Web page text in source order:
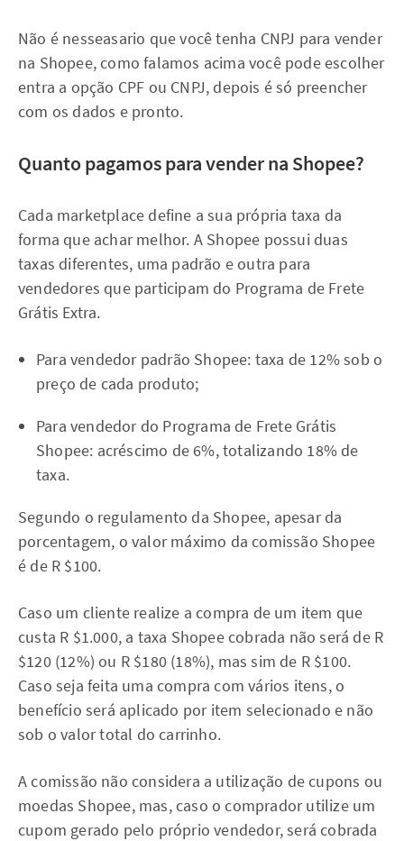
Não é nesseasario que você tenha CNPJ para vender
na Shopee, como falamos acima você pode escolher
entra a opção CPF ou CNPJ, depois é só preencher
com os dados e pronto.
Quanto pagamos para vender na Shopee?
Cada marketplace define a sua própria taxa da
forma que achar melhor. A Shopee possui duas
taxas diferentes, uma padrão e outra para
vendedores que participam do Programa de Frete
Grátis Extra.
Para vendedor padrão Shopee: taxa de 12% sob o
preço de cada produto;
Para vendedor do Programa de Frete Grátis
Shopee: acréscimo de 6%, totalizando 18% de
taxa.
Segundo o regulamento da Shopee, apesar da
porcentagem, o valor máximo da comissão Shopee
é de R $100.
Caso um cliente realize a compra de um item que
custa R $1.000, a taxa Shopee cobrada não será de R
$120 (12%) ou R $180 (18%), mas sim de R $100.
Caso seja feita uma compra com vários itens, o
benefício será aplicado por item selecionado e não
sob o valor total do carrinho.
A comissão não considera a utilização de cupons ou
moedas Shopee, mas, caso o comprador utilize um
cupom gerado pelo próprio vendedor, será cobrada